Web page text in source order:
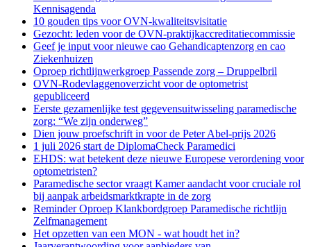
Kennisagenda
10 gouden tips voor OVN-kwaliteitsvisitatie
Gezocht: leden voor de OVN-praktijkaccreditatiecommissie
Geef je input voor nieuwe cao Gehandicaptenzorg en cao
Ziekenhuizen
Oproep richtlijnwerkgroep Passende zorg – Druppelbril
OVN-Rodevlaggenoverzicht voor de optometrist
gepubliceerd
Eerste gezamenlijke test gegevensuitwisseling paramedische
zorg: “We zijn onderweg”
Dien jouw proefschrift in voor de Peter Abel-prijs 2026
1 juli 2026 start de DiplomaCheck Paramedici
EHDS: wat betekent deze nieuwe Europese verordening voor
optometristen?
Paramedische sector vraagt Kamer aandacht voor cruciale rol
bij aanpak arbeidsmarktkrapte in de zorg
Reminder Oproep Klankbordgroep Paramedische richtlijn
Zelfmanagement
Het opzetten van een MON - wat houdt het in?